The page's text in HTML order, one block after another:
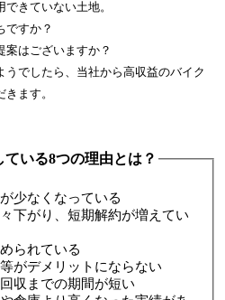
きていない土地。
ですか？
案はございますか？
うでしたら、当社から高収益のバイク
ます。
いる8つの理由とは？
少なくなっている
下がり、短期解約が増えてい
られている
がデメリットにならない
収までの期間が短い